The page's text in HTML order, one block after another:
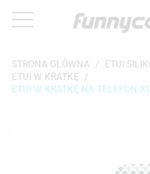
STRONA GŁÓWNA ETUI
ETUI W KRATKĘ
ETUI W KRATKĘ NA TELEFON